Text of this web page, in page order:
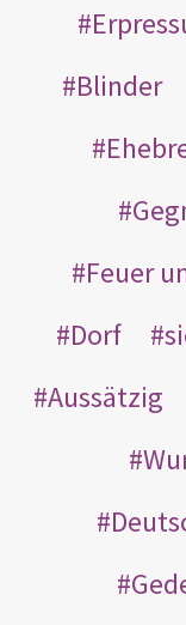
Blinder
Feuer
Dorf
Aussätzig